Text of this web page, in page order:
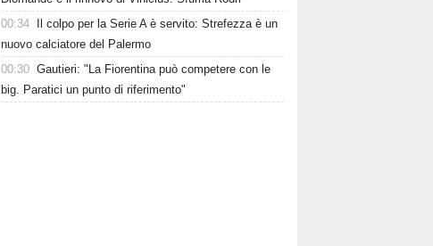
00:34
Il colpo per la Serie A è servito: Strefezza è un
nuovo calciatore del Palermo
00:30 Gautieri: "La Fiorentina può competere con le
big. Paratici un punto di riferimento"